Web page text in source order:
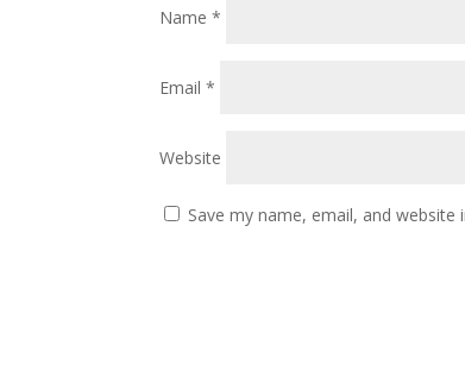
Name*
Email*
Website
Save my name, email, and